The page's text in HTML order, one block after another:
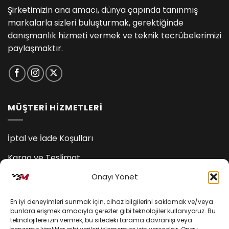
Onayı Yönet
En iyi deneyimleri sunmak için, cihaz bilgilerini saklamak ve/veya
bunlara erişmek amacıyla çerezler gibi teknolojiler kullanıyoruz. Bu
teknolojilere izin vermek, bu sitedeki tarama davranışı veya
Şirketimizin ana amacı, dünya çapında tanınmış
markalarla sizleri buluşturmak, gerektiğinde
danışmanlık hizmeti vermek ve teknik tecrübelerimizi
paylaşmaktır.
MÜŞTERİ HİZMETLERİ
İptal ve İade Koşulları
Kargo ve Teslimat
Kişisel Verilerin Korunması
Mesafeli Satış Sözleşmesi
YARDIM